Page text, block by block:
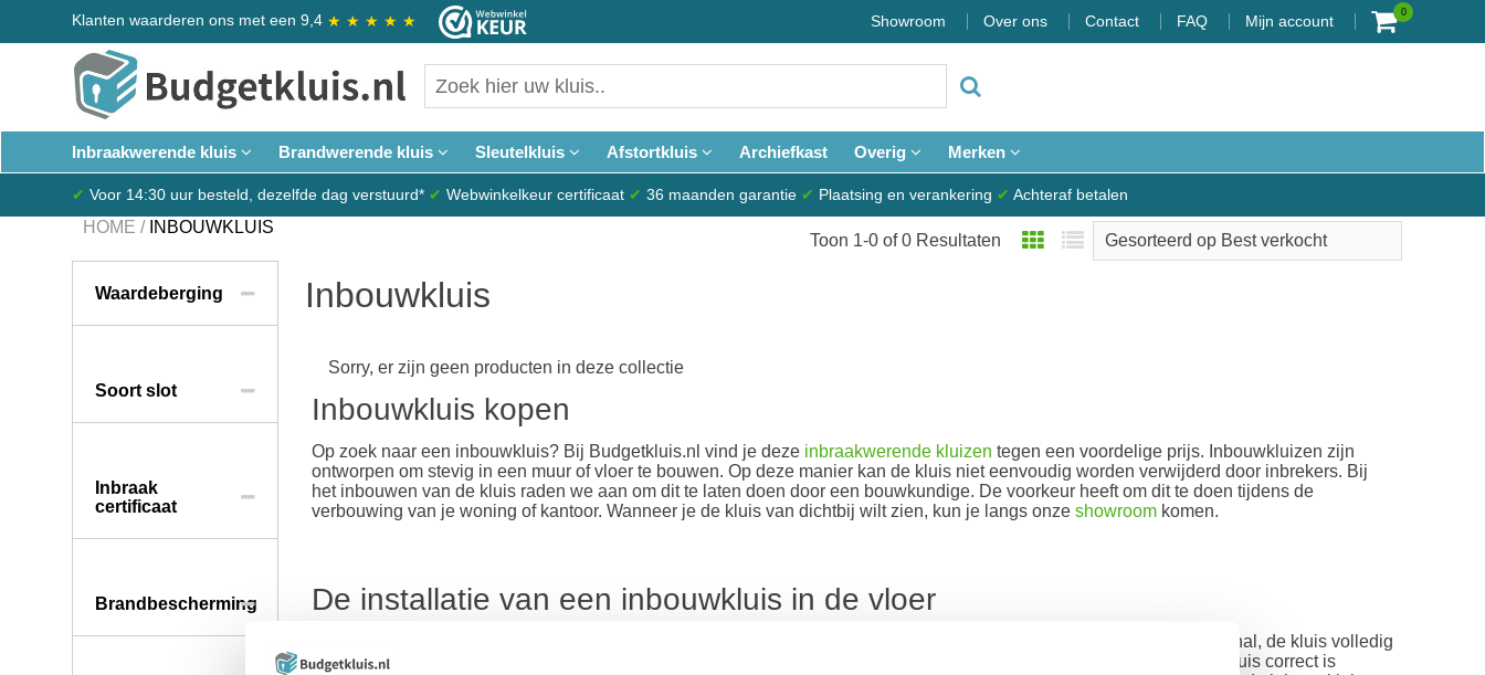
Klanten waarderen ons met een 9,4 ★ ★ ★ ★ ★ Showroom Over ons Contact FAQ Mijn account
0
Inbraakwerende kluis Brandwerende kluis Sleutelkluis Afstortkluis Archiefkast Overig Merken
✔ Voor 14:30 uur besteld, dezelfde dag verstuurd* ✔ Webwinkelkeur certificaat ✔ 36 maanden garantie ✔ Plaatsing en verankering ✔ Achteraf betalen
HOME / INBOUWKLUIS
Toon 1-0 of 0 Resultaten
Waardeberging
Soort slot
Inbraak
certificaat
Brandbescherming
Inbouwkluis
Sorry, er zijn geen producten in deze collectie
Inbouwkluis kopen
Op zoek naar een inbouwkluis? Bij Budgetkluis.nl vind je deze inbraakwerende kluizen tegen een voordelige prijs. Inbouwkluizen zijn
ontworpen om stevig in een muur of vloer te bouwen. Op deze manier kan de kluis niet eenvoudig worden verwijderd door inbrekers. Bij
het inbouwen van de kluis raden we aan om dit te laten doen door een bouwkundige. De voorkeur heeft om dit te doen tijdens de
verbouwing van je woning of kantoor. Wanneer je de kluis van dichtbij wilt zien, kun je langs onze showroom komen.
De installatie van een inbouwkluis in de vloer
Bij de installatie van de inbouwkluis is het belangrijk dat naast dat deze installatie wordt uitgevoerd door een professional, de kluis volledig
in de muur of vloer wordt gebouwd, zodat deze niet uit de vloer kan worden verwijderd. Hiermee weet je zeker dat de kluis correct is